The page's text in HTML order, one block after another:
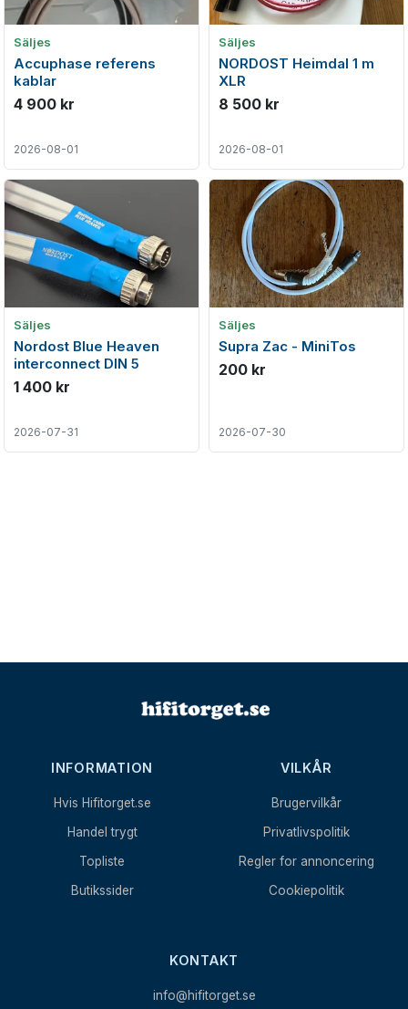
Säljes
Accuphase referens
kablar
4 900 kr
2026-08-01
Säljes
NORDOST Heimdal 1 m
XLR
8 500 kr
2026-08-01
Säljes
Nordost Blue Heaven
interconnect DIN 5
1 400 kr
2026-07-31
Säljes
Supra Zac - MiniTos
200 kr
2026-07-30
INFORMATION
Hvis Hifitorget.se
Handel trygt
Topliste
Butikssider
VILKÅR
Brugervilkår
Privatlivspolitik
Regler for annoncering
Cookiepolitik
KONTAKT
info@hifitorget.se